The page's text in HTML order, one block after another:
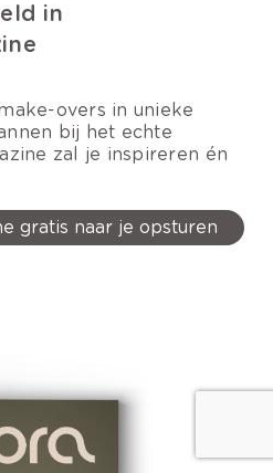
in
overs in unieke
bij het echte
zal je inspireren én
gratis naar je opsturen